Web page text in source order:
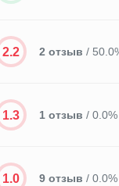
2.2 2 отзыв /
1.3 1 отзыв / 0.0%
1.0 9 отзыв / 0.0%